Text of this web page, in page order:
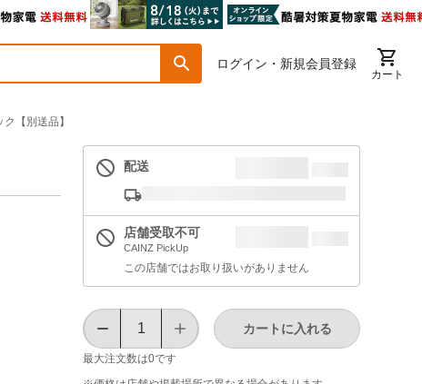
ログイン・新規会員登録
カート
【別送品】
配送
店舗受取不可
CAINZ PickUp
この店舗ではお取り扱いがありません
最大注文数は0です
カートに入れる